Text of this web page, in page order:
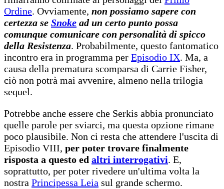
Ordine. Ovviamente, non possiamo sapere con
certezza se Snoke ad un certo punto possa
comunque comunicare con personalità di spicco
della Resistenza. Probabilmente, questo fantomatico
incontro era in programma per Episodio IX. Ma, a
causa della prematura scomparsa di Carrie Fisher,
ciò non potrà mai avvenire, almeno nella trilogia
sequel.
Potrebbe anche essere che Serkis abbia pronunciato
quelle parole per sviarci, ma questa opzione rimane
poco plausibile. Non ci resta che attendere l'uscita di
Episodio VIII, per poter trovare finalmente
risposta a questo ed altri interrogativi. E,
soprattutto, per poter rivedere un'ultima volta la
nostra Principessa Leia sul grande schermo.